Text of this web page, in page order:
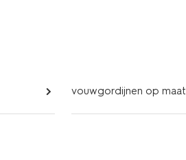
vouwgordijnen op maat